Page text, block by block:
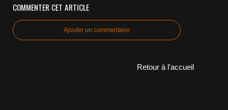
COMMENTER CET ARTICLE
Ajouter un commentaire
Retour à l'accueil